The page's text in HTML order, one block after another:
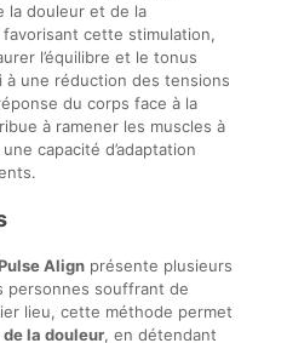
la douleur et de la
cette stimulation,
l’équilibre et le tonus
à une réduction des tensions
du corps face à la
à ramener les muscles à
capacité d’adaptation
Alignprésente plusieurs
personnes souffrant de
lieu, cette méthode permet
la douleur, en détendant